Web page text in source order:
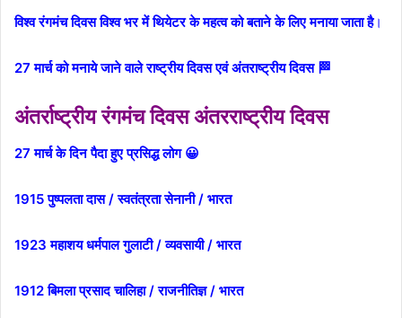
विश्व रंगमंच दिवस विश्व भर में थियेटर के महत्व को बताने के लिए मनाया जाता है।
27 मार्च को मनाये जाने वाले राष्ट्रीय दिवस एवं अंतराष्ट्रीय दिवस 🏁
अंतर्राष्ट्रीय रंगमंच दिवस अंतरराष्ट्रीय दिवस
27 मार्च के दिन पैदा हुए प्रसिद्ध लोग 😀
1915 पुष्पलता दास / स्वतंत्रता सेनानी / भारत
1923 महाशय धर्मपाल गुलाटी / व्यवसायी / भारत
1912 बिमला प्रसाद चालिहा / राजनीतिज्ञ / भारत